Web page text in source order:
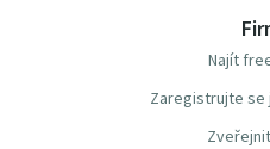
Najít
Zaregistrujte